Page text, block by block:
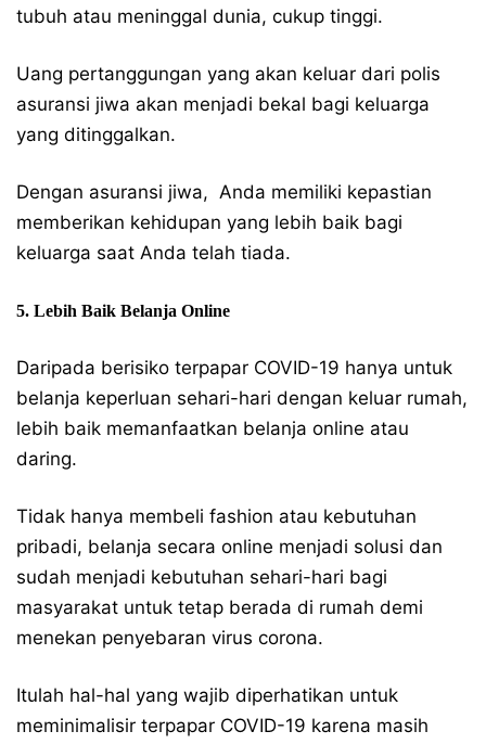
tubuh atau meninggal dunia, cukup tinggi.
Uang pertanggungan yang akan keluar dari polis
asuransi jiwa akan menjadi bekal bagi keluarga
yang ditinggalkan.
Dengan asuransi jiwa, Anda memiliki kepastian
memberikan kehidupan yang lebih baik bagi
keluarga saat Anda telah tiada.
5. Lebih Baik Belanja Online
Daripada berisiko terpapar COVID-19 hanya untuk
belanja keperluan sehari-hari dengan keluar rumah,
lebih baik memanfaatkan belanja online atau
daring.
Tidak hanya membeli fashion atau kebutuhan
pribadi, belanja secara online menjadi solusi dan
sudah menjadi kebutuhan sehari-hari bagi
masyarakat untuk tetap berada di rumah demi
menekan penyebaran virus corona.
Itulah hal-hal yang wajib diperhatikan untuk
meminimalisir terpapar COVID-19 karena masih